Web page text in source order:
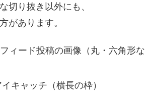
切り抜き以外にも、
があります。
ィード投稿の画像（丸・六角形な
キャッチ（横長の枠）